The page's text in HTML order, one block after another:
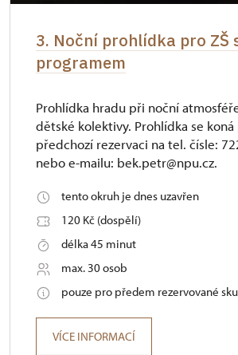
3. Noční prohlídka pro ZŠ
programem
Prohlídka hradu při noční
dětské kolektivy. Prohlídka se
předchozí rezervaci na tel. čísle:
nebo e-mailu: bek.petr@npu.cz.
tento okruh je dnes uzavřen
120 Kč (dospělí)
délka 45 minut
max. 30 osob
pouze pro předem rezervované
VÍCE INFORMACÍ